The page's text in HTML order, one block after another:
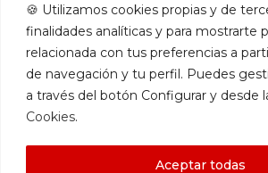
🍪 Utilizamos cookies propias y de
finalidades analíticas y para mostrarte
relacionada con tus preferencias a
de navegación y tu perfil. Puedes
a través del botón Configurar y desde
Cookies.
Aceptar todas
Información
Aviso legal
Política de cookies
Términos y condiciones